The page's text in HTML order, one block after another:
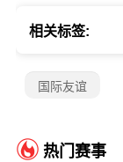
相关标签:
国际友谊
热门赛事